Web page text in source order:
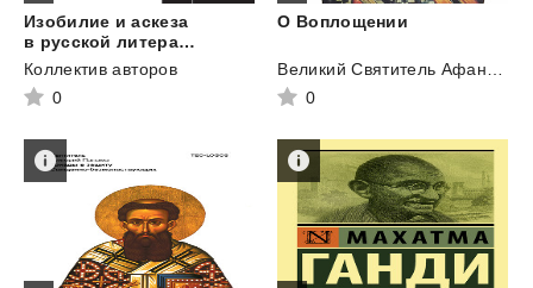
Изобилие и аскеза
в русской литературе: Столкновения, переходы, совпадения
Коллектив авторов
0
О Воплощении
0